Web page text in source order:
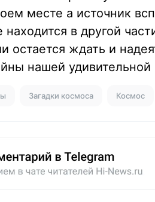
месте а источник
в другой
остается ждать и
нашей удивительной
Загадки космоса Космос